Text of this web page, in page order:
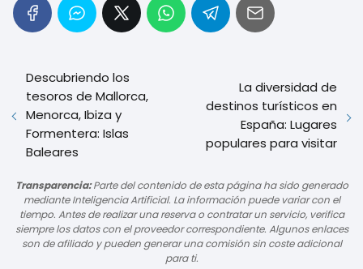
Descubriendo los
tesoros de Mallorca,
Menorca, Ibiza y
Formentera: Islas
Baleares
La diversidad de
destinos turísticos en
España: Lugares
populares para visitar
Transparencia:Parte del contenido de esta página ha sido generado
mediante Inteligencia Artificial. La información puede variar con el
tiempo. Antes de realizar una reserva o contratar un servicio, verifica
siempre los datos con el proveedor correspondiente. Algunos enlaces
son de afiliado y pueden generar una comisión sin coste adicional
para ti.